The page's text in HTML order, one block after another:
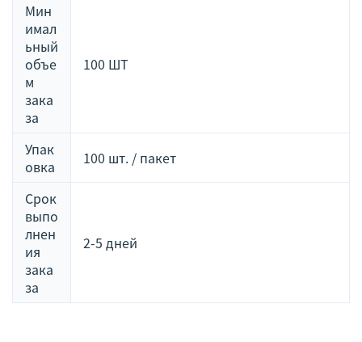
Мин
имал
ьный
объе
м
зака
за
100 ШТ
Упак
овка
100 шт. / пакет
Срок
выпо
лнен
ия
зака
за
2-5 дней